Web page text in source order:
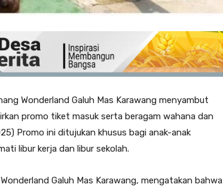
Wonderland Galuh Mas Karawang menyambut
promo tiket masuk serta beragam wahana dan
Promo ini ditujukan khusus bagi anak-anak
libur kerja dan libur sekolah.
Galuh Mas Karawang, mengatakan bahwa